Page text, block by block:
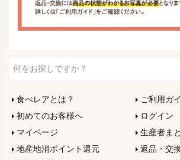
食べレアとは？
ご利用ガ
初めてのお客様へ
ログイン
マイページ
生産者ま
地産地消ポイント還元
返品・交